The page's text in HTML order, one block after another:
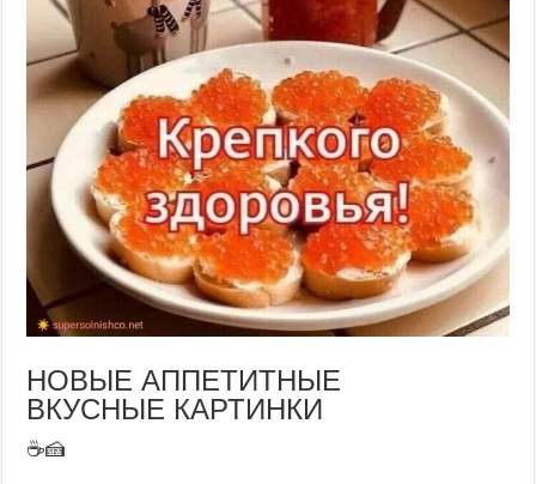
НОВЫЕ АППЕТИТНЫЕ
ВКУСНЫЕ КАРТИНКИ
☕🍰